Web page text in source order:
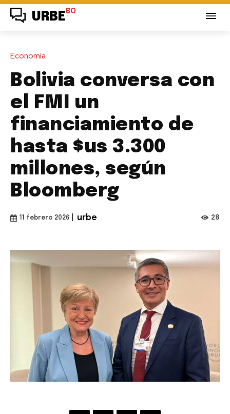
URBE BO
Economía
Bolivia conversa con
el FMI un
financiamiento de
hasta $us 3.300
millones, según
Bloomberg
11 febrero 2026 urbe 28